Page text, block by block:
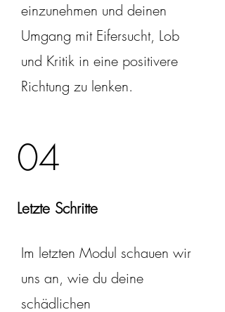
einzunehmen und deinen
Umgang mit Eifersucht, Lob
und Kritik in eine positivere
Richtung zu lenken.
04
Letzte Schritte
Im letzten Modul schauen wir
uns an, wie du deine
schädlichen